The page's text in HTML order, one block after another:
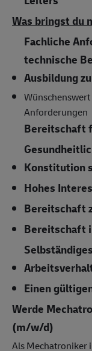
Was bringst du
Fachliche
technische
Ausbildung
Anforderungen
Bereitschaft
Konstitution
Hohes
Bereitschaft
Bereitschaft
Einen
Werde
(m/w/d)
Als Mechatroniker